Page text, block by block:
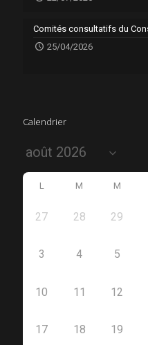
Comités consultatifs du
25/04/2026
Calendrier
L M M
27 28 29
3 4 5
10 11 12
17 18 19